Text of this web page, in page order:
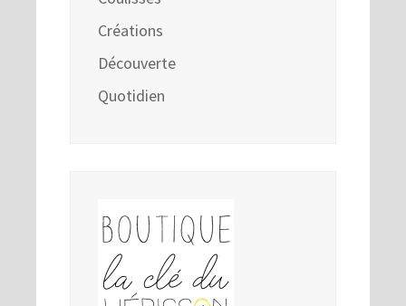
Créations
Découverte
Quotidien